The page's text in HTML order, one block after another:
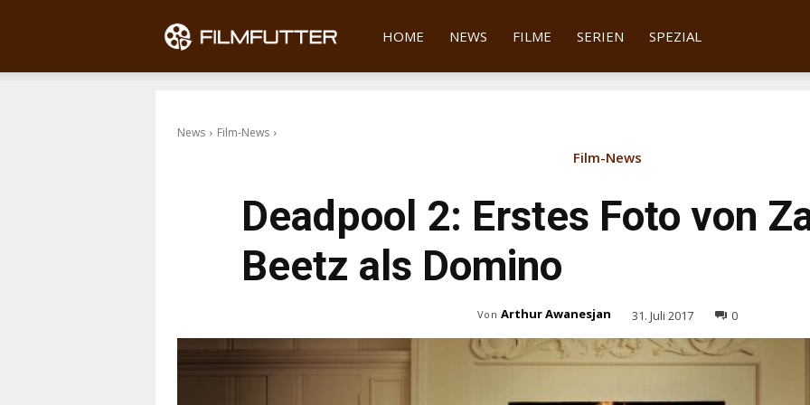
Filmfutter
HOME NEWS FILME SERIEN SPEZIAL
News Film-News
Film-News
Deadpool 2: Erstes Foto von
Beetz als Domino
Von Arthur Awanesjan 31. Juli 2017 0